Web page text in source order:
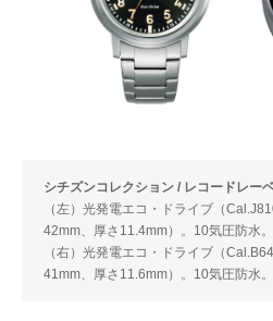
シチズンコレクション / レコードレー
（左）光発電エコ・ドライブ（
42mm、厚さ11.4mm）。10気圧防水
（右）光発電エコ・ドライブ（
41mm、厚さ11.6mm）。10気圧防水